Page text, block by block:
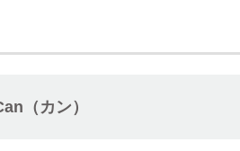
（カン）